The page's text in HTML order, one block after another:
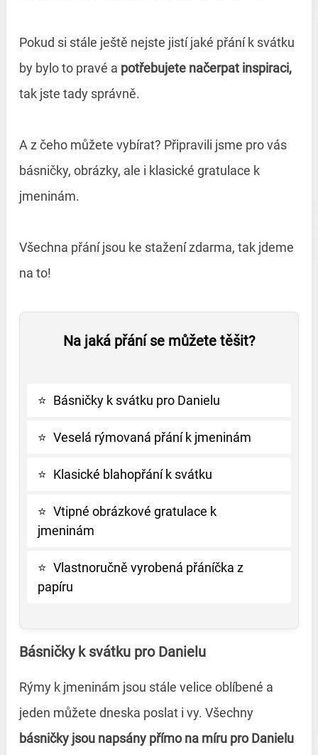
Pokud si stále ještě nejste jistí jaké přání k svátku
by bylo to pravé a potřebujete načerpat inspiraci,
tak jste tady správně.
A z čeho můžete vybírat? Připravili jsme pro vás
básničky, obrázky, ale i klasické gratulace k
jmeninám.
Všechna přání jsou ke stažení zdarma, tak jdeme
na to!
Na jaká přání se můžete těšit?
⭐ Básničky k svátku pro Danielu
⭐ Veselá rýmovaná přání k jmeninám
⭐ Klasické blahopřání k svátku
⭐ Vtipné obrázkové gratulace k
jmeninám
⭐ Vlastnoručně vyrobená přáníčka z
papíru
Básničky k svátku pro Danielu
Rýmy k jmeninám jsou stále velice oblíbené a
jeden můžete dneska poslat i vy. Všechny
básničky jsou napsány přímo na míru pro Danielu